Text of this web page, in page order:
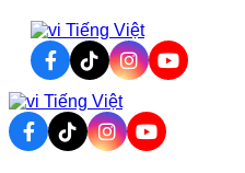
Tiếng Việt
Tiếng Việt